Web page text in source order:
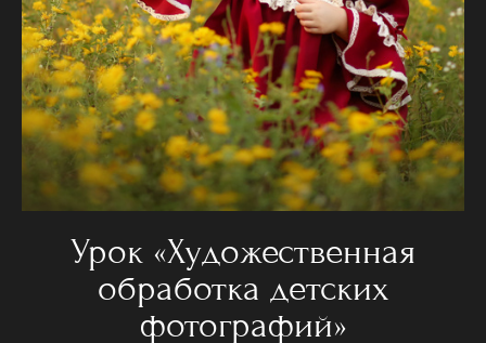
Урок «Художественная
обработка детских
фотографий»